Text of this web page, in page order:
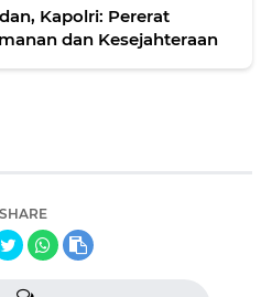
Kapolri: Pererat
dan Kesejahteraan
SHARE